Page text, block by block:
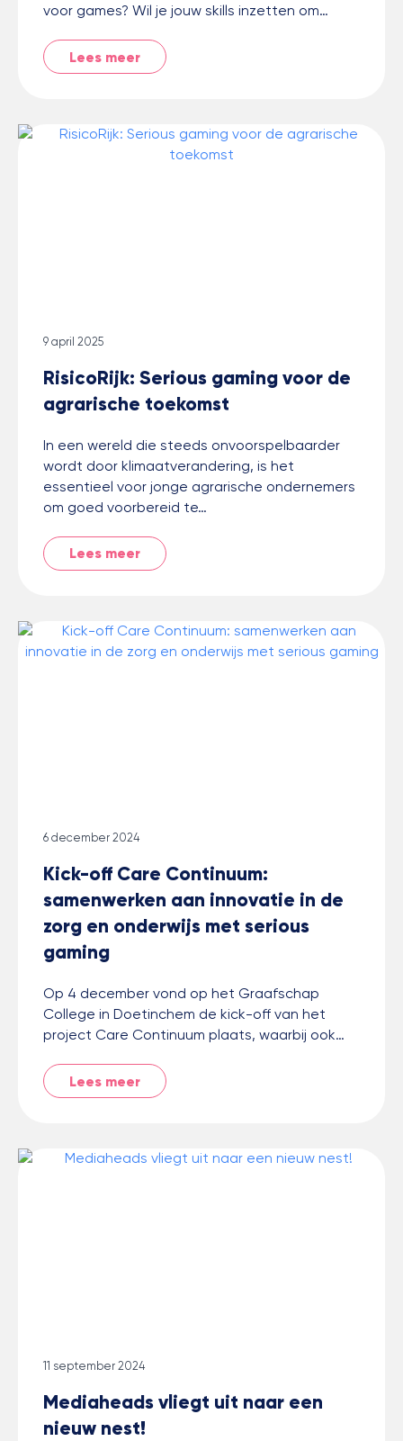
voor games? Wil je jouw skills inzetten om…
Lees meer
RisicoRijk: Serious gaming voor de
agrarische toekomst
9 april 2025
In een wereld die steeds onvoorspelbaarder
wordt door klimaatverandering, is het
essentieel voor jonge agrarische ondernemers
om goed voorbereid te…
Lees meer
Kick-off Care Continuum:
samenwerken aan innovatie in de
zorg en onderwijs met serious
gaming
6 december 2024
Op 4 december vond op het Graafschap
College in Doetinchem de kick-off van het
project Care Continuum plaats, waarbij ook…
Lees meer
Mediaheads vliegt uit naar een
nieuw nest!
11 september 2024